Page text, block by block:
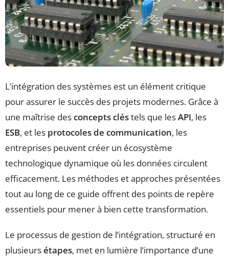
L’intégration des systèmes est un élément critique
pour assurer le succès des projets modernes. Grâce à
une maîtrise desconcepts cléstels que lesAPI, les
ESB, et les protocoles de communication, les
entreprises peuvent créer un écosystème
technologique dynamique où les données circulent
efficacement. Les méthodes et approches présentées
tout au long de ce guide offrent des points de repère
essentiels pour mener à bien cette transformation.
Le processus de gestion de l’intégration, structuré en
plusieursétapes, met en lumière l’importance d’une